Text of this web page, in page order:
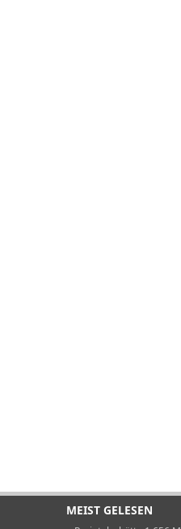
MEIST GELESEN